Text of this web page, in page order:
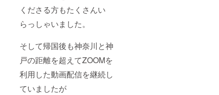
くださる方もたくさんい
らっしゃいました。
そして帰国後も神奈川と神
戸の距離を超えてZOOMを
利用した動画配信を継続し
ていましたが